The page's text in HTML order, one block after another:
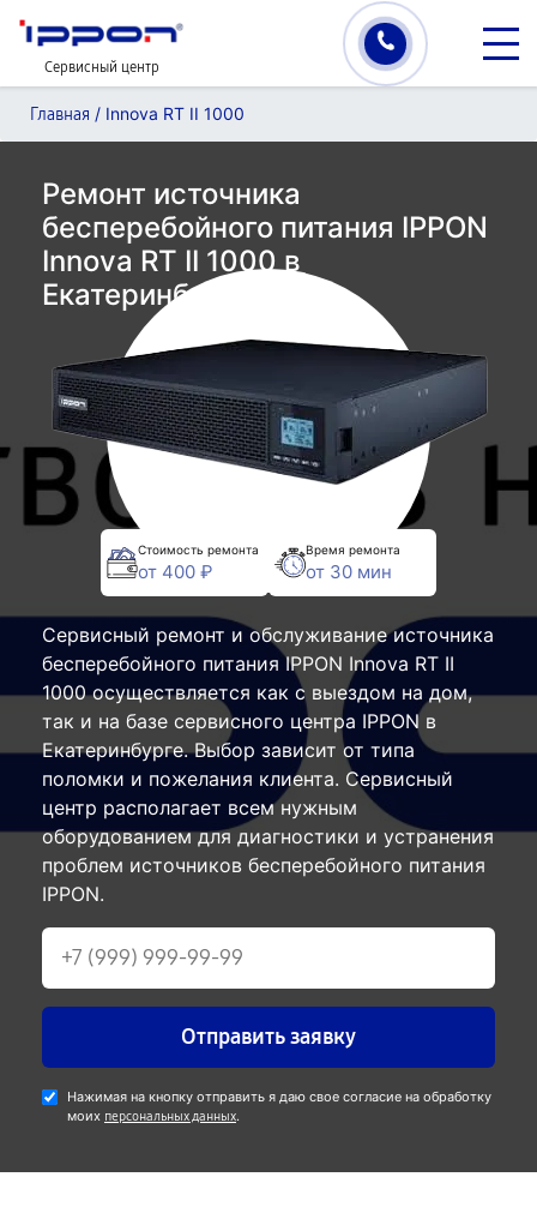
Сервисный центр
Главная / Innova RT II 1000
Ремонт источника
бесперебойного питания IPPON
Innova RT II 1000 в
Екатеринбурге
Стоимость ремонта
от 400 ₽
Время ремонта
от 30 мин
Сервисный ремонт и обслуживание источника
бесперебойного питания IPPON Innova RT II
1000 осуществляется как с выездом на дом,
так и на базе сервисного центра IPPON в
Екатеринбурге. Выбор зависит от типа
поломки и пожелания клиента. Сервисный
центр располагает всем нужным
оборудованием для диагностики и устранения
проблем источников бесперебойного питания
IPPON.
Отправить заявку
Нажимая на кнопку отправить я даю свое согласие на обработку
моих персональных данных.